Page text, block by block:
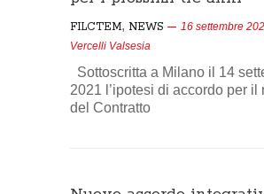
FILCTEM, NEWS 16 settembre
Vercelli Valsesia
Sottoscritta a Milano il 14
2021 l’ipotesi di accordo per il
del Contratto